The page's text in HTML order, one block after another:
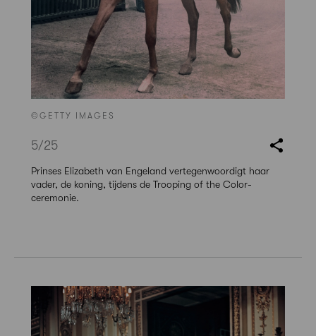
©GETTY IMAGES
5/25
Prinses Elizabeth van Engeland vertegenwoordigt haar
vader, de koning, tijdens de Trooping of the Color-
ceremonie.